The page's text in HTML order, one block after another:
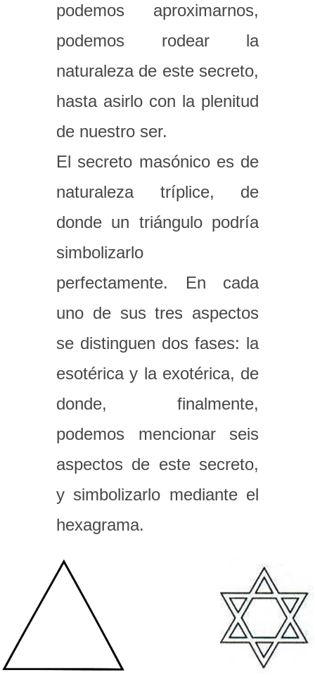
podemos aproximarnos,
podemos rodear la
naturaleza de este secreto,
hasta asirlo con la plenitud
de nuestro ser.
El secreto masónico es de
naturaleza tríplice, de
donde un triángulo podría
simbolizarlo
perfectamente. En cada
uno de sus tres aspectos
se distinguen dos fases: la
esotérica y la exotérica, de
donde, finalmente,
podemos mencionar seis
aspectos de este secreto,
y simbolizarlo mediante el
hexagrama.